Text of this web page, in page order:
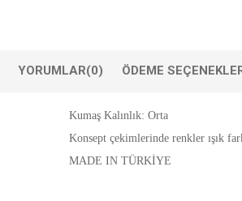
YORUMLAR(0) ÖDEME
Kumaş Kalınlık: Orta
Konsept çekimlerinde renkler ışık
MADE IN TÜRKİYE